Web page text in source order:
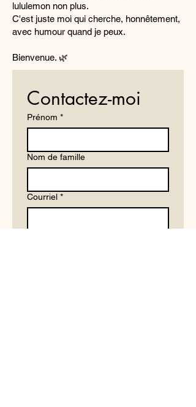
lululemon non plus.
C'est juste moi qui cherche, honnêtement,
avec humour quand je peux.
Bienvenue. 🌿
Contactez-moi
Prénom *
Nom de famille
Courriel *